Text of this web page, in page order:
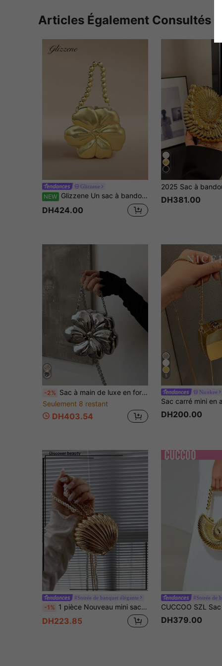
Articles Également Consultés
Glizzene
NEW Glizzene Un sac à bandoulière doré unicolore avec chaîne amovible, sac à main avec boucle magnétique non doublé, sac de soirée au style Y2K avec fleur en acrylique, convient aux femmes
DH424.00
DH381.00
-2% Sac à main de luxe en forme de fleur en ABS brillant, sac à bandoulière avec chaîne à perles métalliques, cadeau de fête charmant pour les femmes, convient pour les rendez-vous, les courses, les sorties, les déplacements, l'assortiment quotidien, design de niche à la mode, sac à main pour femme, cadeau de la Saint-Valentin
Seulement 8 restant
DH403.54
5
Nicekee
DH200.00
#Soirée de banquet élégante
-1% 1 pièce Nouveau mini sac coque métallique, sac bandoulière personnalisé à la mode avec sangle de perle de culture, porte-monnaie mignon plaqué or, sac pour écouteurs, sac à cosmétiques à rouge à lèvres et bijoux avec chaîne métallique, cadeau de style pour femmes, sac pour femmes de couleur métallique futuriste, élégant sac de perle de culture, élégant sac coquille, parfait pour les fêtes, mariages, dîners et banquets, correspond aux robes de mariée, tenues de soirée, robes de bal, tenues d'anniversaire et vêtements de fête pour femmes
DH223.85
#Soirée de
DH379.00